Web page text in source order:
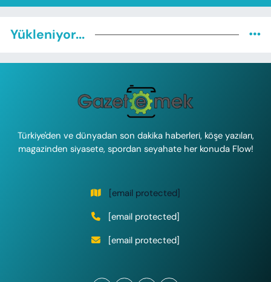
Yükleniyor...
Türkiye'den ve dünyadan son dakika haberleri, köşe yazıları,
magazinden siyasete, spordan seyahate her konuda Flow!
[email protected]
[email protected]
[email protected]